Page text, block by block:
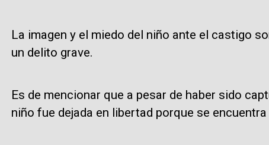
La imagen y el miedo del niño ante el castigo
un delito grave.
Es de mencionar que a pesar de haber sido
niño fue dejada en libertad porque se